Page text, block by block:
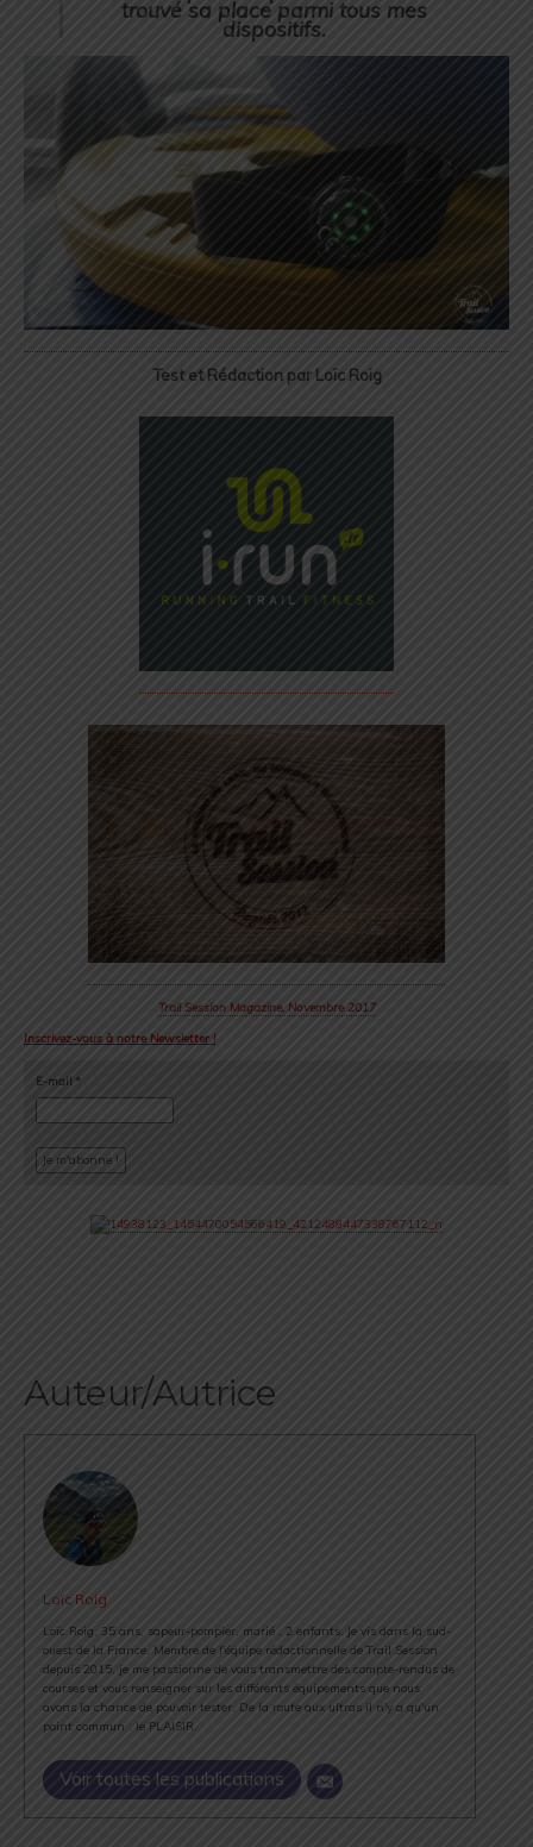
trouvé sa place parmi tous mes
dispositifs.
Test et Rédaction par Loïc Roig
Trail Session Magazine, Novembre 2017
Inscrivez-vous à notre Newsletter !
E-mail *
Auteur/Autrice
Loïc Roig
Loïc Roig, 35 ans, sapeur-pompier, marié , 2 enfants. Je vis dans la sud-
ouest de la France. Membre de l'équipe rédactionnelle de Trail Session
depuis 2015, je me passionne de vous transmettre des compte-rendus de
courses et vous renseigner sur les différents équipements que nous
avons la chance de pouvoir tester. De la route aux ultras il n'y a qu'un
point commun : le PLAISIR.
Voir toutes les publications